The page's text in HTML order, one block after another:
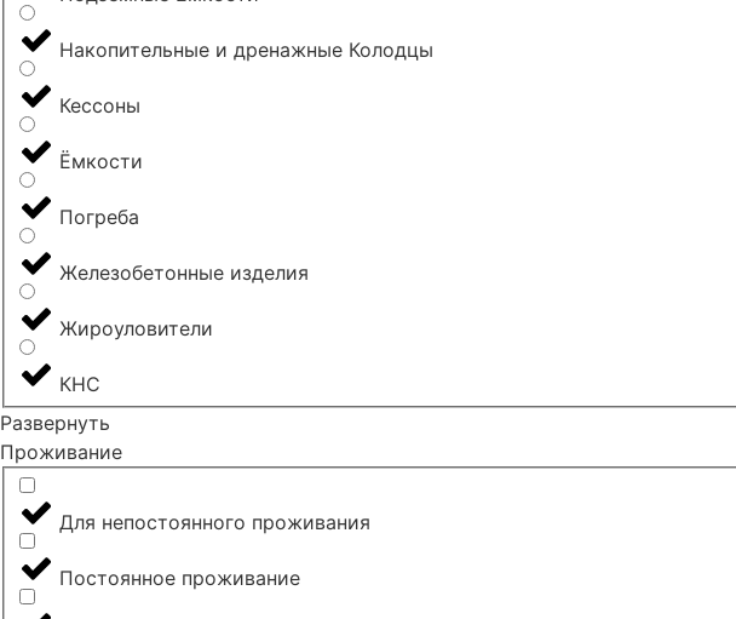
Накопительные и дренажные Колодцы
Кессоны
Ёмкости
Погреба
Железобетонные изделия
Жироуловители
КНС
Развернуть
Проживание
Для непостоянного проживания
Постоянное проживание